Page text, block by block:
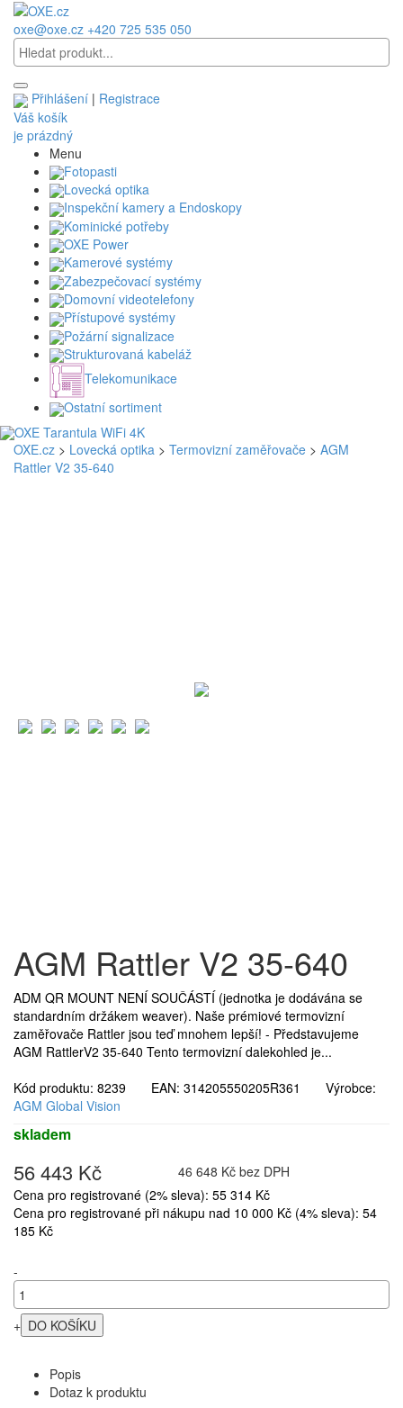
oxe@oxe.cz +420 725 535 050
Přihlášení | Registrace
Váš košík
je prázdný
Menu
Fotopasti
Lovecká optika
Inspekční kamery a Endoskopy
Kominické potřeby
OXE Power
Kamerové systémy
Zabezpečovací systémy
Domovní videotelefony
Přístupové systémy
Požární signalizace
Strukturovaná kabeláž
Telekomunikace
Ostatní sortiment
OXE.cz > Lovecká optika > Termovizní zaměřovače > AGM
Rattler V2 35-640
AGM Rattler V2 35-640
ADM QR MOUNT NENÍ SOUČÁSTÍ (jednotka je dodávána se
standardním držákem weaver). Naše prémiové termovizní
zaměřovače Rattler jsou teď mnohem lepší! - Představujeme
AGM RattlerV2 35-640 Tento termovizní dalekohled je...
Kód produktu: 8239 EAN: 314205550205R361 Výrobce:
AGM Global Vision
skladem
56 443 Kč
46 648 Kč bez DPH
Cena pro registrované (2% sleva): 55 314 Kč
Cena pro registrované při nákupu nad 10 000 Kč (4% sleva): 54
185 Kč
-
+
Popis
Dotaz k produktu